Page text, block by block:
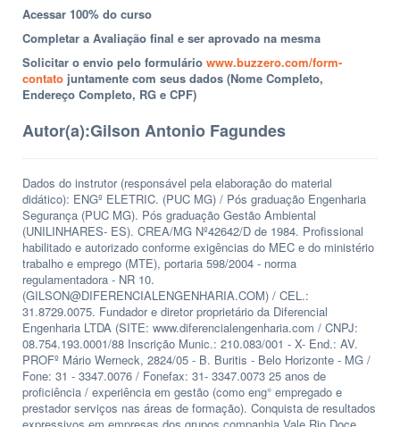
Acessar 100% do curso
Completar a Avaliação final e ser aprovado na mesma
Solicitar o envio pelo formulário www.buzzero.com/form-
contato juntamente com seus dados (Nome Completo,
Endereço Completo, RG e CPF)
Autor(a):Gilson Antonio Fagundes
Dados do instrutor (responsável pela elaboração do material
didático): ENGº ELETRIC. (PUC MG) / Pós graduação Engenharia
Segurança (PUC MG). Pós graduação Gestão Ambiental
(UNILINHARES- ES). CREA/MG Nº42642/D de 1984. Profissional
habilitado e autorizado conforme exigências do MEC e do ministério
trabalho e emprego (MTE), portaria 598/2004 - norma
regulamentadora - NR 10.
(GILSON@DIFERENCIALENGENHARIA.COM) / CEL.:
31.8729.0075. Fundador e diretor proprietário da Diferencial
Engenharia LTDA (SITE: www.diferencialengenharia.com / CNPJ:
08.754.193.0001/88 Inscrição Munic.: 210.083/001 - X- End.: AV.
PROFº Mário Werneck, 2824/05 - B. Buritis - Belo Horizonte - MG /
Fone: 31 - 3347.0076 / Fonefax: 31- 3347.0073 25 anos de
proficiência / experiência em gestão (como eng° empregado e
prestador serviços nas áreas de formação). Conquista de resultados